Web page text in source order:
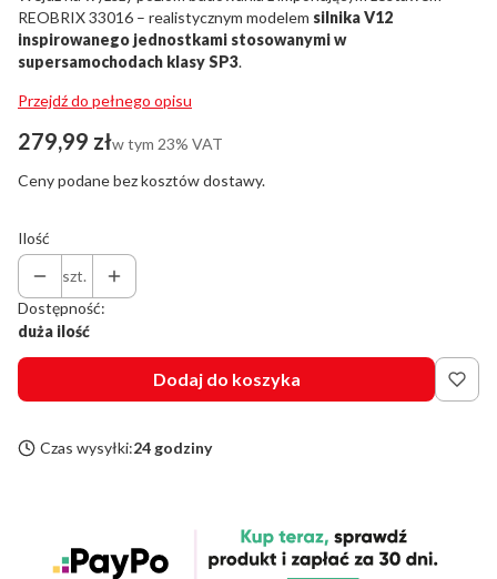
REOBRIX 33016 – realistycznym modelem silnika V12
inspirowanego jednostkami stosowanymi w
supersamochodach klasy SP3.
Przejdź do pełnego opisu
Cena
279,99 złw tym 23% VAT
w tym 23% VAT
Ceny podane bez kosztów dostawy.
Ilość
szt.
Dostępność:
duża ilość
Dodaj do koszyka
Czas wysyłki:24 godziny